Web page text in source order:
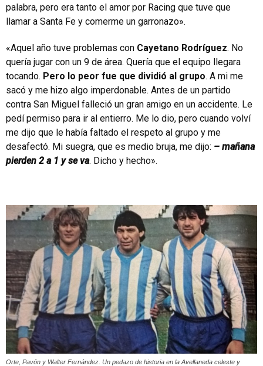
palabra, pero era tanto el amor por Racing que tuve que
llamar a Santa Fe y comerme un garronazo».
«Aquel año tuve problemas con Cayetano Rodríguez. No
quería jugar con un 9 de área. Quería que el equipo llegara
tocando. Pero lo peor fue que dividió al grupo. A mi me
sacó y me hizo algo imperdonable. Antes de un partido
contra San Miguel falleció un gran amigo en un accidente. Le
pedí permiso para ir al entierro. Me lo dio, pero cuando volví
me dijo que le había faltado el respeto al grupo y me
desafectó. Mi suegra, que es medio bruja, me dijo: – mañana
pierden 2 a 1 y se va. Dicho y hecho».
Orte, Pavón y Walter Fernández. Un pedazo de historia en la Avellaneda celeste y